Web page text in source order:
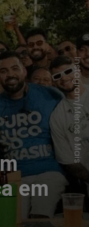
em
Instagram/Menos é Mais